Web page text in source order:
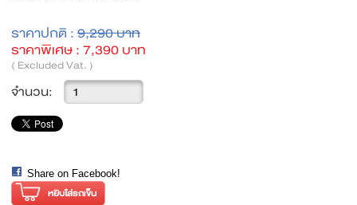
ราคาปกติ : 9,290 บาท
ราคาพิเศษ : 7,390 บาท
( Excluded Vat. )
จำนวน:
Share on Facebook!